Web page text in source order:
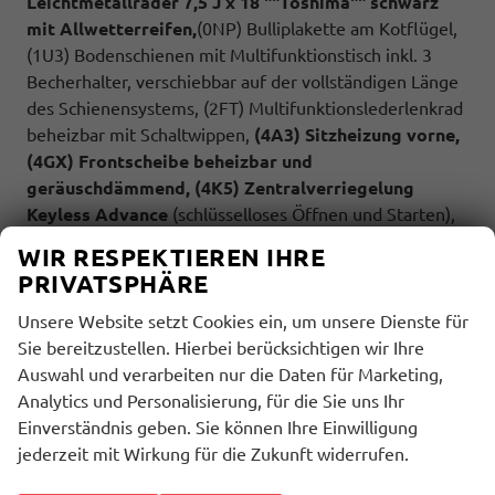
mit Allwetterreifen,(0NP) Bulliplakette am Kotflügel,
(1U3) Bodenschienen mit Multifunktionstisch inkl. 3
Becherhalter, verschiebbar auf der vollständigen Länge
des Schienensystems, (2FT) Multifunktionslederlenkrad
beheizbar mit Schaltwippen, (4A3) Sitzheizung vorne,
(4GX) Frontscheibe beheizbar und
geräuschdämmend, (4K5) Zentralverriegelung
Keyless Advance (schlüsselloses Öffnen und Starten),
hinterleuchtet, (7AL) Diebstahlwarnanlage, (7UY) Radio
Navigationssystem Discover Pro, (9AH) Klimaanlage
""Air Care Climatronic"",(N2S) Sitzbezug Bi-Colour
""ArtVelours"", (1M6) Anhängerkupplung
schwenkbar, (Z8A) Schiebefenster im Fahrgastraum
links und rechts, Fenster ab B-Säule abgedunkelt,
(ZBR)7 Sitzer:Sitzvariante 2-2-3 (Vis-a-Visentgegen
der Fahrrichtung) inkl. 4 Armlehnen.
WIR RESPEKTIEREN IHRE
PRIVATSPHÄRE
Unsere Website setzt Cookies ein, um unsere Dienste für
Sie bereitzustellen. Hierbei berücksichtigen wir Ihre
Auswahl und verarbeiten nur die Daten für Marketing,
Analytics und Personalisierung, für die Sie uns Ihr
Einverständnis geben. Sie können Ihre Einwilligung
jederzeit mit Wirkung für die Zukunft widerrufen.